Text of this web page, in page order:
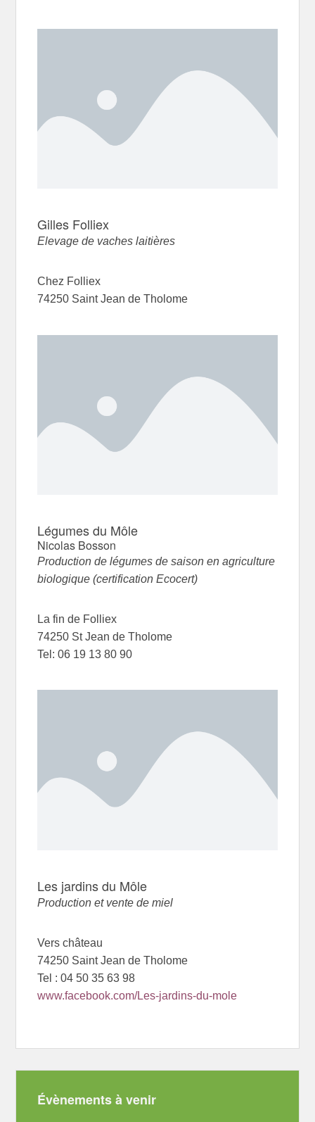
Gilles Folliex
Elevage de vaches laitières
Chez Folliex
74250 Saint Jean de Tholome
Légumes du Môle
Nicolas Bosson
Production de légumes de saison en agriculture
biologique (certification Ecocert)
La fin de Folliex
74250 St Jean de Tholome
Tel: 06 19 13 80 90
Les jardins du Môle
Production et vente de miel
Vers château
74250 Saint Jean de Tholome
Tel : 04 50 35 63 98
www.facebook.com/Les-jardins-du-mole
Évènements à venir